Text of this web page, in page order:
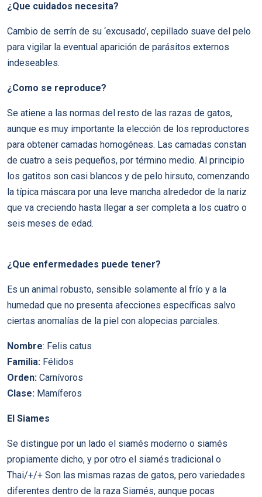
¿Que cuidados necesita?
Cambio de serrí­n de su ‘excusado’, cepillado suave del pelo
para vigilar la eventual aparición de parásitos externos
indeseables.
¿Como se reproduce?
Se atiene a las normas del resto de las razas de gatos,
aunque es muy importante la elección de los reproductores
para obtener camadas homogéneas. Las camadas constan
de cuatro a seis pequeños, por término medio. Al principio
los gatitos son casi blancos y de pelo hirsuto, comenzando
la tí­pica máscara por una leve mancha alrededor de la nariz
que va creciendo hasta llegar a ser completa a los cuatro o
seis meses de edad.
¿Que enfermedades puede tener?
Es un animal robusto, sensible solamente al frí­o y a la
humedad que no presenta afecciones especí­ficas salvo
ciertas anomalí­as de la piel con alopecias parciales.
Nombre: Felis catus
Familia: Félidos
Orden: Carní­voros
Clase: Mamí­feros
El Siames
Se distingue por un lado el siamés moderno o siamés
propiamente dicho, y por otro el siamés tradicional o
Thai/+/+ Son las mismas razas de gatos, pero variedades
diferentes dentro de la raza Siamés, aunque pocas